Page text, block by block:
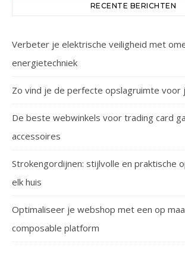
RECENTE BERICHTEN
Verbeter je elektrische veiligheid met
energietechniek
Zo vind je de perfecte opslagruimte voor
De beste webwinkels voor trading card
accessoires
Strokengordijnen: stijlvolle en praktische
elk huis
Optimaliseer je webshop met een op
composable platform